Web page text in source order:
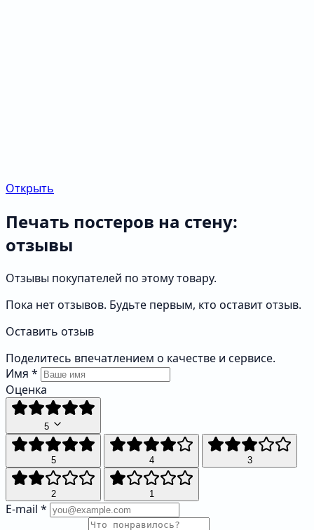
Открыть
Печать постеров на стену:
отзывы
Отзывы покупателей по этому товару.
Пока нет отзывов. Будьте первым, кто оставит отзыв.
Оставить отзыв
Поделитесь впечатлением о качестве и сервисе.
Имя *
Оценка
5
5 4 3
2 1
E-mail *